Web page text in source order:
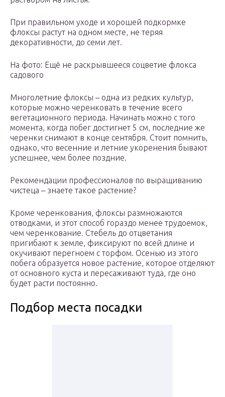
При правильном уходе и хорошей подкормке
флоксы растут на одном месте, не теряя
декоративности, до семи лет.
На фото: Ещё не раскрывшееся соцветие флокса
садового
Многолетние флоксы – одна из редких культур,
которые можно черенковать в течение всего
вегетационного периода. Начинать можно с того
момента, когда побег достигнет 5 см, последние же
черенки снимают в конце сентября. Стоит помнить,
однако, что весенние и летние укоренения бывают
успешнее, чем более поздние.
Рекомендации профессионалов по выращиванию
чистеца – знаете такое растение?
Кроме черенкования, флоксы размножаются
отводками, и этот способ гораздо менее трудоемок,
чем черенкование. Стебель до отцветания
пригибают к земле, фиксируют по всей длине и
окучивают перегноем с торфом. Осенью из этого
побега образуется новое растение, которое отделяют
от основного куста и пересаживают туда, где оно
будет расти постоянно.
Подбор места посадки